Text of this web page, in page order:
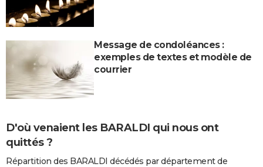
Message de condoléances :
exemples de textes et modèle de
courrier
D'où venaient les BARALDI qui nous ont
quittés ?
Répartition des BARALDI décédés par département de